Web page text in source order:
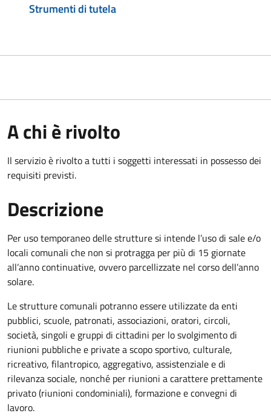
Strumenti di tutela
A chi è rivolto
Il servizio è rivolto a tutti i soggetti interessati in possesso dei
requisiti previsti.
Descrizione
Per uso temporaneo delle strutture si intende l’uso di sale e/o
locali comunali che non si protragga per più di 15 giornate
all’anno continuative, ovvero parcellizzate nel corso dell’anno
solare.
Le strutture comunali potranno essere utilizzate da enti
pubblici, scuole, patronati, associazioni, oratori, circoli,
società, singoli e gruppi di cittadini per lo svolgimento di
riunioni pubbliche e private a scopo sportivo, culturale,
ricreativo, filantropico, aggregativo, assistenziale e di
rilevanza sociale, nonché per riunioni a carattere prettamente
privato (riunioni condominiali), formazione e convegni di
lavoro.